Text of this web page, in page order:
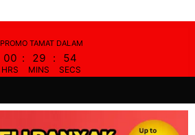
PROMO TAMAT DALAM
00
HRS
: 29
MINS
: 53
SECS